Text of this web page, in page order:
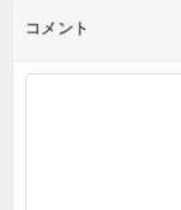
コメント